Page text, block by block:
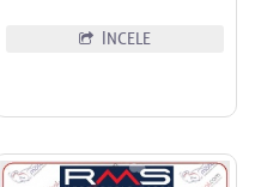
İNCELE